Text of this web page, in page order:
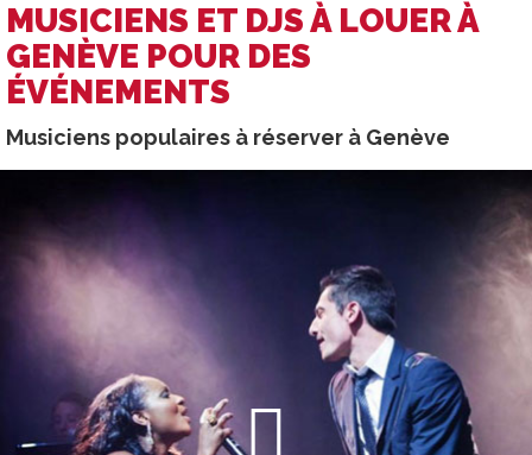
MUSICIENS ET DJS À LOUER À
GENÈVE POUR DES
ÉVÉNEMENTS
Musiciens populaires à réserver à Genève